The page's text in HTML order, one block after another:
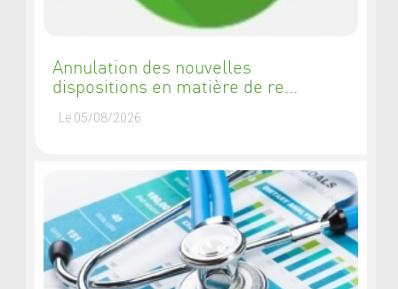
Annulation des nouvelles
dispositions en matière de re...
Le 05/08/2026